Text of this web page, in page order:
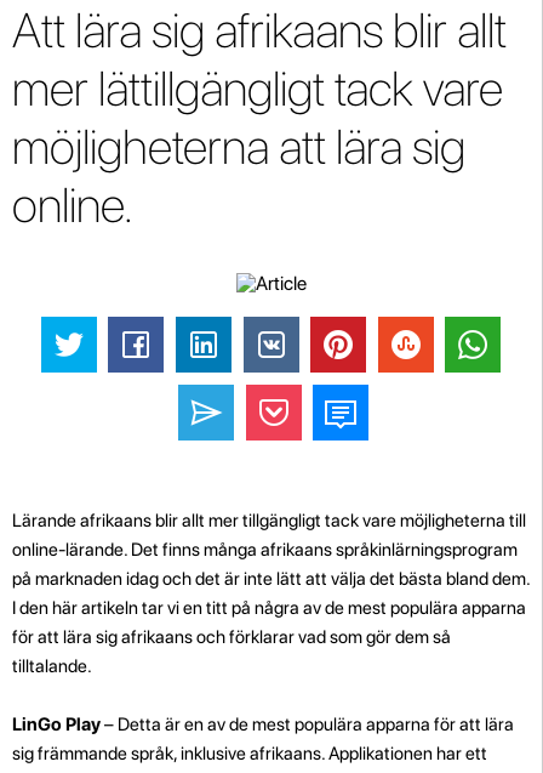
Att lära sig afrikaans blir allt
mer lättillgängligt tack vare
möjligheterna att lära sig
online.
Lärande afrikaans blir allt mer tillgängligt tack vare möjligheterna till
online-lärande. Det finns många afrikaans språkinlärningsprogram
på marknaden idag och det är inte lätt att välja det bästa bland dem.
I den här artikeln tar vi en titt på några av de mest populära apparna
för att lära sig afrikaans och förklarar vad som gör dem så
tilltalande.
LinGo Play– Detta är en av de mest populära apparna för att lära
sig främmande språk, inklusive afrikaans. Applikationen har ett